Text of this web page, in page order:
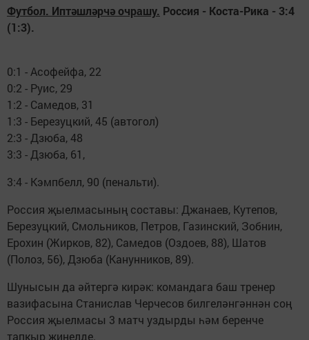
Футбол. Иптәшләрчә очрашу. Россия - Коста-Рика - 3:4
(1:3).
0:1 - Асофейфа, 22
0:2 - Руис, 29
1:2 - Самедов, 31
1:3 - Березуцкий, 45 (автогол)
2:3 - Дзюба, 48
3:3 - Дзюба, 61,
3:4 - Кэмпбелл, 90 (пенальти).
Россия җыелмасының составы: Джанаев, Кутепов,
Березуцкий, Смольников, Петров, Газинский, Зобнин,
Ерохин (Жирков, 82), Самедов (Оздоев, 88), Шатов
(Полоз, 56), Дзюба (Канунников, 89).
Шунысын да әйтергә кирәк: командага баш тренер
вазифасына Станислав Черчесов билгеләнгәннән соң
Россия җыелмасы 3 матч уздырды һәм беренче
тапкыр җиңелде.